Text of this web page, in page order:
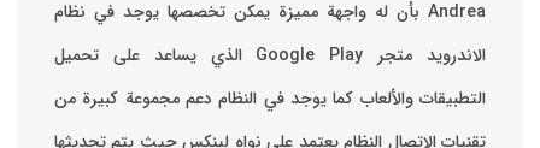
Andrea بأن له واجهة مميزة يمكن تخصصها ‏يوجد في نظام
الاندرويد متجر Google Play الذي يساعد على تحميل
التطبيقات والألعاب ‏كما يوجد في النظام دعم مجموعة كبيرة من
تقنيات الاتصال ‏النظام يعتمد على نواه لينكس حيث يتم تحديثها